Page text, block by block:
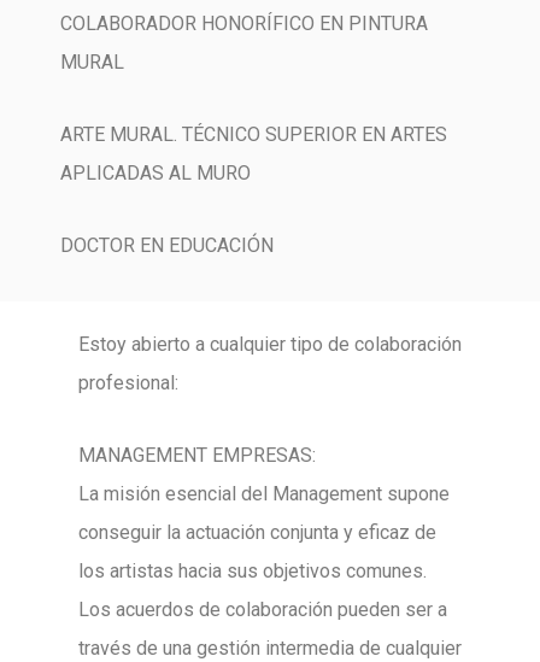
COLABORADOR HONORÍFICO EN PINTURA
MURAL
ARTE MURAL. TÉCNICO SUPERIOR EN ARTES
APLICADAS AL MURO
DOCTOR EN EDUCACIÓN
Estoy abierto a cualquier tipo de colaboración
profesional:
MANAGEMENT EMPRESAS:
La misión esencial del Management supone
conseguir la actuación conjunta y eficaz de
los artistas hacia sus objetivos comunes.
Los acuerdos de colaboración pueden ser a
través de una gestión intermedia de cualquier